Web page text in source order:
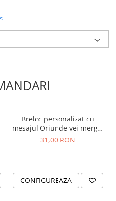
Breloc personalizat cu
mesajul Oriunde vei merge,
nu uita sa te intorci mereu
31,00 RON
CONFIGUREAZA